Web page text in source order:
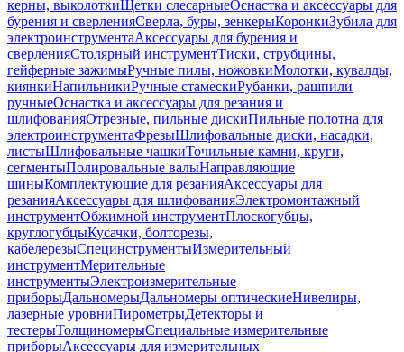
керны, выколоткиЩетки слесарныеОснастка и аксессуары для
бурения и сверленияСверла, буры, зенкерыКоронкиЗубила для
электроинструментаАксессуары для бурения и
сверленияСтолярный инструментТиски, струбцины,
гейферные зажимыРучные пилы, ножовкиМолотки, кувалды,
киянкиНапильникиРучные стамескиРубанки, рашпили
ручныеОснастка и аксессуары для резания и
шлифованияОтрезные, пильные дискиПильные полотна для
электроинструментаФрезыШлифовальные диски, насадки,
листыШлифовальные чашкиТочильные камни, круги,
сегментыПолировальные валыНаправляющие
шиныКомплектующие для резанияАксессуары для
резанияАксессуары для шлифованияЭлектромонтажный
инструментОбжимной инструментПлоскогубцы,
круглогубцыКусачки, болторезы,
кабелерезыСпецинструментыИзмерительный
инструментМерительные
инструментыЭлектроизмерительные
приборыДальномерыДальномеры оптическиеНивелиры,
лазерные уровниПирометрыДетекторы и
тестерыТолщиномерыСпециальные измерительные
приборыАксессуары для измерительных